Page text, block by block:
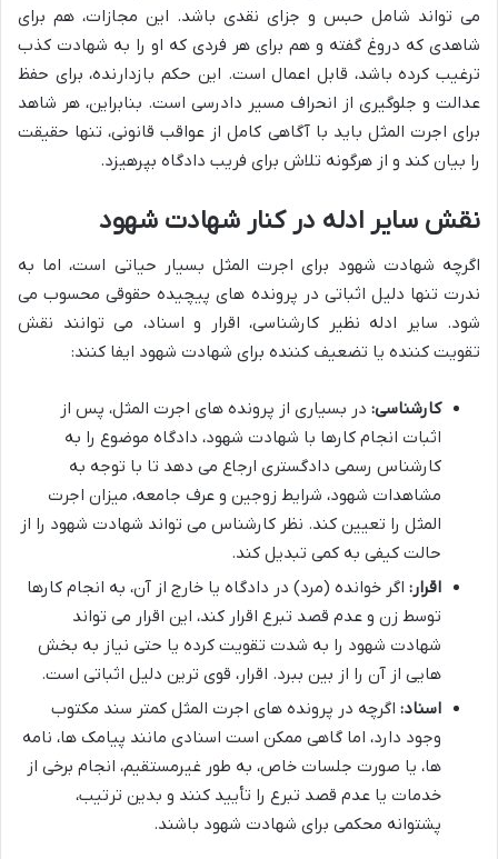
می تواند شامل حبس و جزای نقدی باشد. این مجازات، هم برای
شاهدی که دروغ گفته و هم برای هر فردی که او را به شهادت کذب
ترغیب کرده باشد، قابل اعمال است. این حکم بازدارنده، برای حفظ
عدالت و جلوگیری از انحراف مسیر دادرسی است. بنابراین، هر شاهد
برای اجرت المثل باید با آگاهی کامل از عواقب قانونی، تنها حقیقت
را بیان کند و از هرگونه تلاش برای فریب دادگاه بپرهیزد.
نقش سایر ادله در کنار شهادت شهود
اگرچه شهادت شهود برای اجرت المثل بسیار حیاتی است، اما به
ندرت تنها دلیل اثباتی در پرونده های پیچیده حقوقی محسوب می
شود. سایر ادله نظیر کارشناسی، اقرار و اسناد، می توانند نقش
تقویت کننده یا تضعیف کننده برای شهادت شهود ایفا کنند:
کارشناسی: در بسیاری از پرونده های اجرت المثل، پس از
اثبات انجام کارها با شهادت شهود، دادگاه موضوع را به
کارشناس رسمی دادگستری ارجاع می دهد تا با توجه به
مشاهدات شهود، شرایط زوجین و عرف جامعه، میزان اجرت
المثل را تعیین کند. نظر کارشناس می تواند شهادت شهود را از
حالت کیفی به کمی تبدیل کند.
اقرار: اگر خوانده (مرد) در دادگاه یا خارج از آن، به انجام کارها
توسط زن و عدم قصد تبرع اقرار کند، این اقرار می تواند
شهادت شهود را به شدت تقویت کرده یا حتی نیاز به بخش
هایی از آن را از بین ببرد. اقرار، قوی ترین دلیل اثباتی است.
اسناد: اگرچه در پرونده های اجرت المثل کمتر سند مکتوب
وجود دارد، اما گاهی ممکن است اسنادی مانند پیامک ها، نامه
ها، یا صورت جلسات خاص، به طور غیرمستقیم، انجام برخی از
خدمات یا عدم قصد تبرع را تأیید کنند و بدین ترتیب،
پشتوانه محکمی برای شهادت شهود باشند.